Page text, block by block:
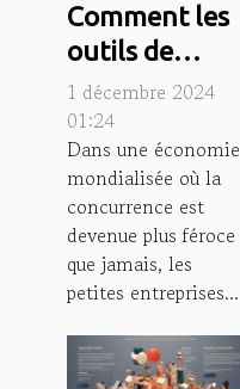
Comment les
outils de
gestion
financière
peuvent
transformer
les petites
entreprises
1 décembre 2024
01:24
Dans une économie
mondialisée où la
concurrence est
devenue plus féroce
que jamais, les
petites entreprises...